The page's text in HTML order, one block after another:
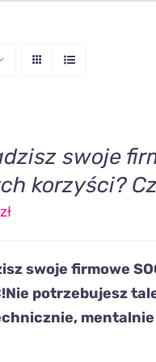
swoje
korzyści?
zł
swoje firmowe
Nie potrzebujesz